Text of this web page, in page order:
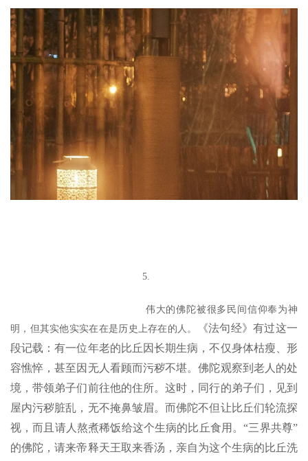
资
讯
八
点
僧
音
高
僧
专
题
公
益
慈
善
5.
伟大的佛陀被很多民间信仰奉为神
明，但其实他实实在在是历史上存在的人。
《法句经》有过这一
段记载：有一位年老的比丘因长期生病，不仅身体枯瘦、形
容憔悴，甚至因无人看顾而污秽不堪。佛陀观察到老人的处
境，带领弟子们前往他的住所。这时，同行的弟子们，见到
屋内污秽脏乱，无不掩鼻皱眉。而佛陀不但让比丘们轮流探
视，而且请人熬煮稀饭给这个生病的比丘食用。“三界共尊”
的佛陀，请来帝释天王取来香汤，亲自为这个生病的比丘洗